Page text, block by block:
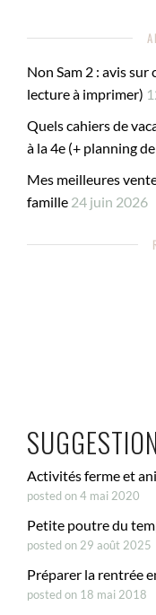
Non Sam 2 : avis
lecture à imprimer)
Quels cahiers de
à la 4e (+ planning
Mes meilleures
famille 24 juin 2026
Activités ferme et
posted on 4 mai 2020
Petite poutre du
posted on 29 août 2025
Préparer la rentrée
posted on 18 mai 2018